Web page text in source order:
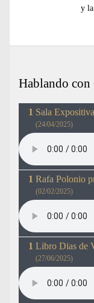
y
Hablando con
Sala
(24/04/2025)
Rafa Polonio
(02/02/2025)
Libro Dias de
(27/06/2025)